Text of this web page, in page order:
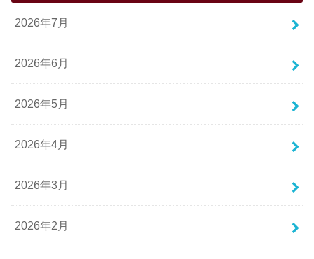
2026年7月
2026年6月
2026年5月
2026年4月
2026年3月
2026年2月